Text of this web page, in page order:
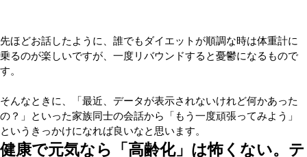
先ほどお話したように、誰でもダイエットが順調な時は体重計に
乗るのが楽しいですが、一度リバウンドすると憂鬱になるもので
す。
そんなときに、「最近、データが表示されないけれど何かあった
の？」といった家族同士の会話から「もう一度頑張ってみよう」
というきっかけになれば良いなと思います。
健康で元気なら「高齢化」は怖くない。テ